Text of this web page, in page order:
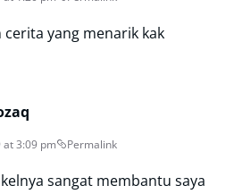
cerita yang menarik kak
at 3:09 pm Permalink
sangat membantu saya